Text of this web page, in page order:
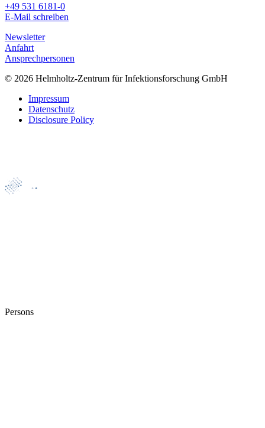
+49 531 6181-0
E-Mail schreiben
Newsletter
Anfahrt
Ansprechpersonen
© 2026 Helmholtz-Zentrum für Infektionsforschung GmbH
Impressum
Datenschutz
Disclosure Policy
Persons